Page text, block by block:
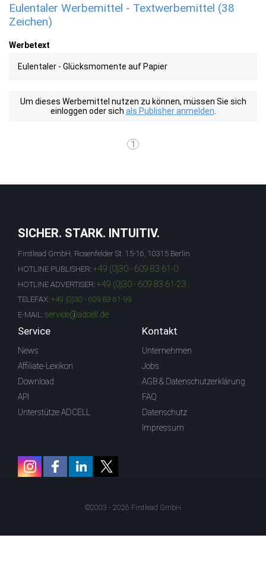
Eulentaler Werbemittel - Textwerbemittel (38
Zeichen)
Werbetext
Eulentaler - Glücksmomente auf Papier
Um dieses Werbemittel nutzen zu können, müssen Sie sich
einloggen oder sich als Publisher anmelden
1
SICHER. STARK. INTUITIV.
Firstlead GmbH, Rosenfelder St. 15-16, 10315 Berlin
HOTLINE PUBLISHER: +49 (0)30 - 609 83 61-0
HOTLINE ADVERTISER: +49 (0)30 - 609 83 61-23
TELEFAX: +49 (0)30 - 609 83 61-99
E-MAIL: service@adcell.de
Service
News
Affiliate-Lexikon
Download
API
Unterstütze ADCELL
Kontakt
Unternehmen
Jobs
AGB & Datenschutzerklärung
FAQ
Datenschutz
Impressum
©2003 - 2026 Firstlead GmbH